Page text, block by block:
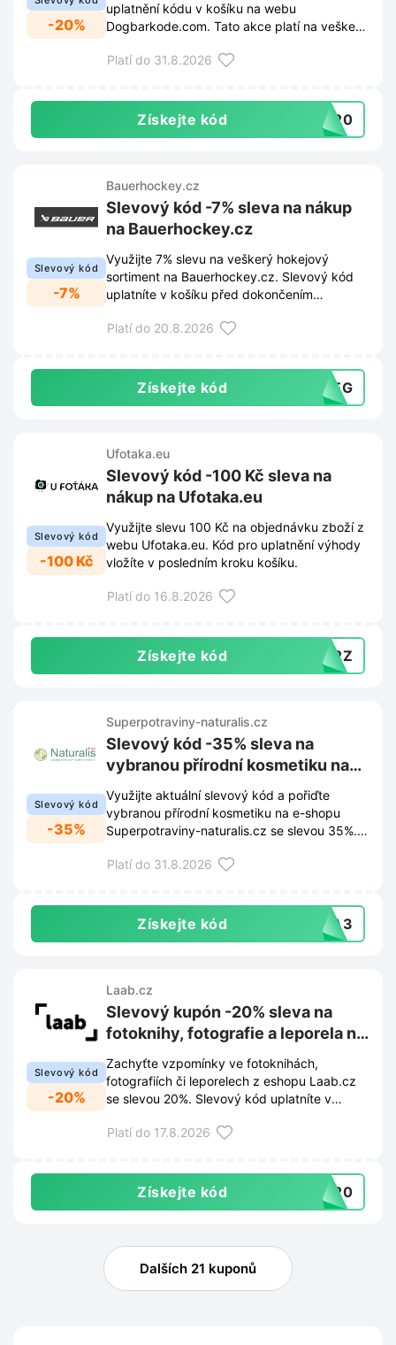
-20%
uplatnění kódu v košíku na webu
Dogbarkode.com. Tato akce platí na veškeré
Platí do 31.8.2026
Získejte kód AL20
Slevový kód
-7%
Bauerhockey.cz
Slevový kód -7% sleva na nákup
na Bauerhockey.cz
Využijte 7% slevu na veškerý hokejový
sortiment na Bauerhockey.cz. Slevový kód
uplatníte v košíku před dokončením
Platí do 20.8.2026
Získejte kód 51EG
Slevový kód
-100 Kč
Ufotaka.eu
Slevový kód -100 Kč sleva na
nákup na Ufotaka.eu
Využijte slevu 100 Kč na objednávku zboží z
webu Ufotaka.eu. Kód pro uplatnění výhody
vložíte v posledním kroku košíku.
Platí do 16.8.2026
Získejte kód FH2Z
Slevový kód
-35%
Superpotraviny-naturalis.cz
Slevový kód -35% sleva na
vybranou přírodní kosmetiku na
Superpotraviny-naturalis.cz
Využijte aktuální slevový kód a pořiďte
vybranou přírodní kosmetiku na e-shopu
Superpotraviny-naturalis.cz se slevou 35%.
výhodnější nákup kvalitních produktů pro
Platí do 31.8.2026
Získejte kód IKA3
Slevový kód
-20%
Laab.cz
Slevový kupón -20% sleva na
fotoknihy, fotografie a leporela na
Laab.cz
Zachyťte vzpomínky ve fotoknihách,
fotografiích či leporelech z eshopu Laab.cz
se slevou 20%. Slevový kód uplatníte v
kvalitních produktů.
Platí do 17.8.2026
Získejte kód TO20
Dalších 21 kuponů